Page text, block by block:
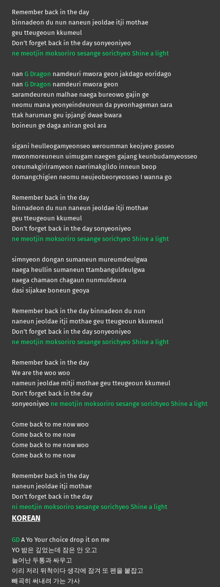
Remember back in the day
binnadeon du nun naneun jeoldae itji mothae
geu tteugeoun kkumeul
Don’t forget back in the day sonyeoniyeo
ne meotjin moksoriro sesange sorichyeo Shine a light
nan G Dragon namdeuri mwora geon jakdago eoridago
nan G Dragon namdeuri mwora geon
saramdeureun malhae naega bureowo gajin ge
neomu mana yeonyeindeureun da pyeonhageman sara
ttak haruman geu ipjangi dwae bwara
boineun ge daga aniran geol ara
sigani heulleogamyeonseo weroumman keojyeo gasseo
mwonmoreuneun uimugam naegen gajang keunbudamyeosseo
oreumakgiriramyeon naerimakgildo inneun beop
domangchigien neomu neujeobeoryeosseo I wanna go
Remember back in the day
binnadeon du nun naneun jeoldae itji mothae
geu tteugeoun kkumeul
Don’t forget back in the day sonyeoniyeo
ne meotjin moksoriro sesange sorichyeo Shine a light
simnyeon dongan sumaneun mureumdeulgwa
naega heullin sumaneun ttambanguldeulgwa
naega chamaon chagaun nunmuldeura
dasi sijakae boneun geoya
Remember back in the day binnadeon du nun
naneun jeoldae itji mothae geu tteugeoun kkumeul
Don’t forget back in the day sonyeoniyeo
ne meotjin moksoriro sesange sorichyeo Shine a light
Remember back in the day
We are the woo woo
nameun jeoldae mitji mothae geu tteugeoun kkumeul
Don’t forget back in the day
sonyeoniyeo ne meotjin moksoriro sesange sorichyeo Shine a light
Come back to me now woo
Come back to me now
Come back to me now woo
Come back to me now
Remember back in the day
naneun jeoldae itji mothae
Don’t forget back in the day
ni meotjin moksoriro sesange sorichyeo Shine a light
KOREAN
GD A Yo Your choice drop it on me
YO 밤은 깊었는데 잠은 안 오고
늘어난 두통과 싸우고
이리 저리 뒤척이다 생각에 잠겨 또 펜을 붙잡고
빼곡히 써내려 가는 가사